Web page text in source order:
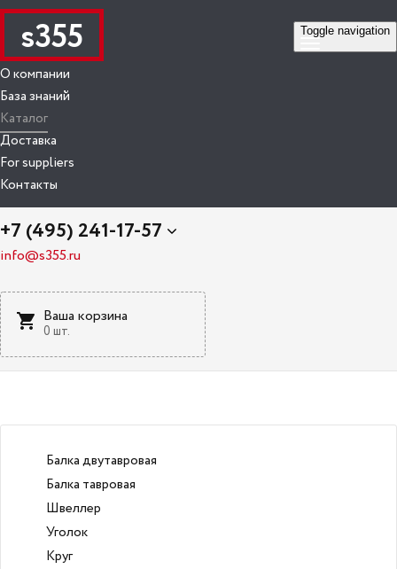
s355 Toggle navigation
О компании
База знаний
Каталог
Доставка
For suppliers
Контакты
+7 (495) 241-17-57
info@s355.ru
Ваша корзина
0 шт.
Балка двутавровая
Балка тавровая
Швеллер
Уголок
Круг